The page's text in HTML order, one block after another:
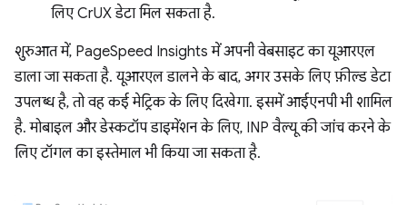
लिए CrUX डेटा मिल सकता है.
शुरुआत में, PageSpeed Insights में अपनी वेबसाइट का यूआरएल
डाला जा सकता है. यूआरएल डालने के बाद, अगर उसके लिए फ़ील्ड डेटा
उपलब्ध है, तो वह कई मेट्रिक के लिए दिखेगा. इसमें आईएनपी भी शामिल
है. मोबाइल और डेस्कटॉप डाइमेंशन के लिए, INP वैल्यू की जांच करने के
लिए टॉगल का इस्तेमाल भी किया जा सकता है.